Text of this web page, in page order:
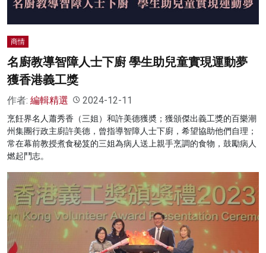
灼見活動
商情
名廚教導智障人士下廚 學生助兒童實現運動夢
獲香港義工獎
作者: 編輯精選 2024-12-11
烹飪界名人蕭秀香（三姐）和許美德獲奬；獲頒傑出義工獎的百樂潮
州集團行政主廚許美德，曾指導智障人士下廚，希望協助他們自理；
常在幕前教授煮食秘笈的三姐為病人送上親手烹調的食物，鼓勵病人
燃起鬥志。